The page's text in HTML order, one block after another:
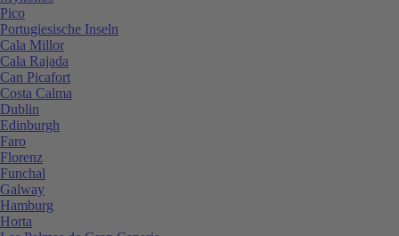
Pico
Portugiesische Inseln
Cala Millor
Cala Rajada
Can Picafort
Costa Calma
Dublin
Edinburgh
Faro
Florenz
Funchal
Galway
Hamburg
Horta